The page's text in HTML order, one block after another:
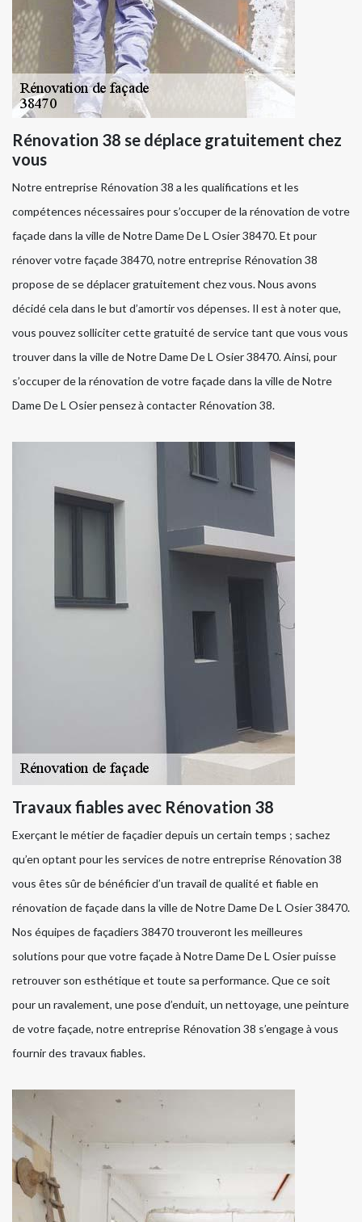
Rénovation 38 se déplace gratuitement chez
vous
Notre entreprise Rénovation 38 a les qualifications et les
compétences nécessaires pour s’occuper de la rénovation de votre
façade dans la ville de Notre Dame De L Osier 38470. Et pour
rénover votre façade 38470, notre entreprise Rénovation 38
propose de se déplacer gratuitement chez vous. Nous avons
décidé cela dans le but d’amortir vos dépenses. Il est à noter que,
vous pouvez solliciter cette gratuité de service tant que vous vous
trouver dans la ville de Notre Dame De L Osier 38470. Ainsi, pour
s’occuper de la rénovation de votre façade dans la ville de Notre
Dame De L Osier pensez à contacter Rénovation 38.
Travaux fiables avec Rénovation 38
Exerçant le métier de façadier depuis un certain temps ; sachez
qu’en optant pour les services de notre entreprise Rénovation 38
vous êtes sûr de bénéficier d’un travail de qualité et fiable en
rénovation de façade dans la ville de Notre Dame De L Osier 38470.
Nos équipes de façadiers 38470 trouveront les meilleures
solutions pour que votre façade à Notre Dame De L Osier puisse
retrouver son esthétique et toute sa performance. Que ce soit
pour un ravalement, une pose d’enduit, un nettoyage, une peinture
de votre façade, notre entreprise Rénovation 38 s’engage à vous
fournir des travaux fiables.